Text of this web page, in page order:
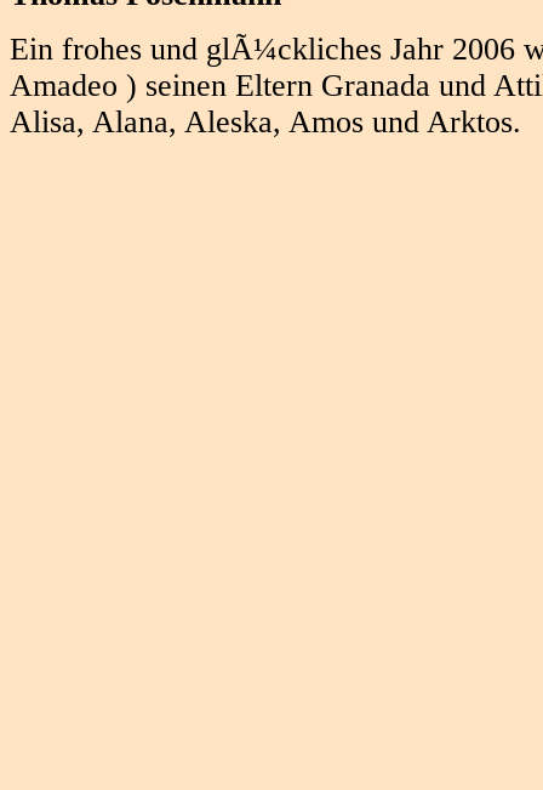
Ein frohes und glÃ¼ckliches Jahr 2006
Amadeo ) seinen Eltern Granada und
Alisa, Alana, Aleska, Amos und Arktos.